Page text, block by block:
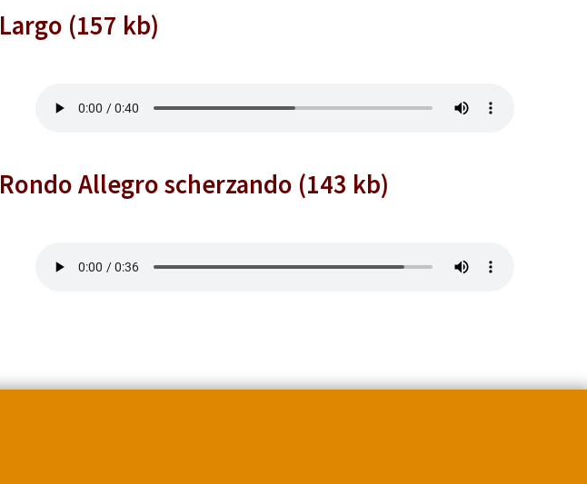
Largo (157 kb)
Rondo Allegro scherzando (143 kb)